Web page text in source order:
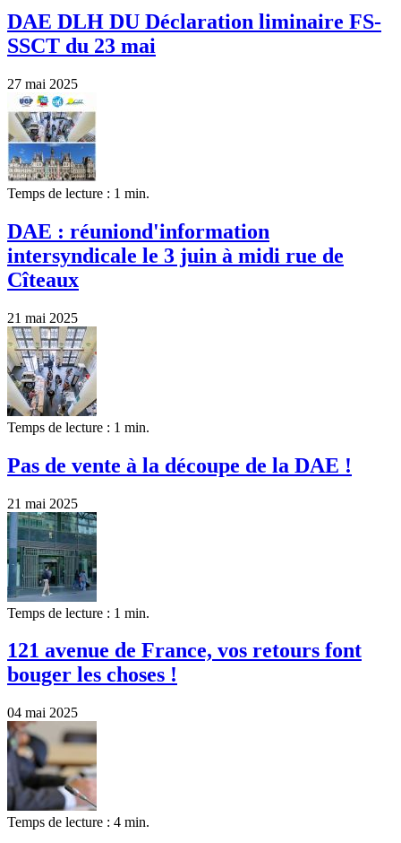
DAE DLH DU Déclaration liminaire FS-
SSCT du 23 mai
27 mai 2025
Temps de lecture : 1 min.
DAE : réuniond'information
intersyndicale le 3 juin à midi rue de
Cîteaux
21 mai 2025
Temps de lecture : 1 min.
Pas de vente à la découpe de la DAE !
21 mai 2025
Temps de lecture : 1 min.
121 avenue de France, vos retours font
bouger les choses !
04 mai 2025
Temps de lecture : 4 min.